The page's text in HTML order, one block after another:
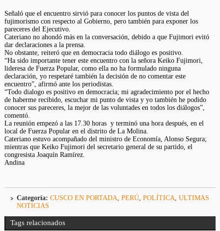
Señaló que el encuentro sirvió para conocer los puntos de vista del
fujimorismo con respecto al Gobierno, pero también para exponer los
pareceres del Ejecutivo.
Cateriano no ahondó más en la conversación, debido a que Fujimori evitó
dar declaraciones a la prensa.
No obstante, reiteró que en democracia todo diálogo es positivo.
“Ha sido importante tener este encuentro con la señora Keiko Fujimori,
lideresa de Fuerza Popular, como ella no ha formulado ninguna
declaración, yo respetaré también la decisión de no comentar este
encuentro”, afirmó ante los periodistas.
“Todo dialogo es positivo en democracia; mi agradecimiento por el hecho
de haberme recibido, escuchar mi punto de vista y yo también he podido
conocer sus pareceres, la mejor de las voluntades en todos los diálogos”,
comentó.
La reunión empezó a las 17.30 horas y terminó una hora después, en el
local de Fuerza Popular en el distrito de La Molina.
Cateriano estuvo acompañado del ministro de Economía, Alonso Segura;
mientras que Keiko Fujimori del secretario general de su partido, el
congresista Joaquín Ramírez.
Andina
Categoría: CUSCO EN PORTADA PERÚ, POLÍTICA ULTIMAS
NOTICIAS
Tags relacionados